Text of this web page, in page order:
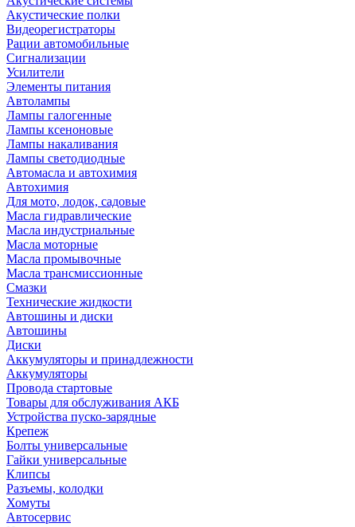
Акустические полки
Видеорегистраторы
Рации автомобильные
Сигнализации
Усилители
Элементы питания
Автолампы
Лампы галогенные
Лампы ксеноновые
Лампы накаливания
Лампы светодиодные
Автомасла и автохимия
Автохимия
Для мото, лодок, садовые
Масла гидравлические
Масла индустриальные
Масла моторные
Масла промывочные
Масла трансмиссионные
Смазки
Технические жидкости
Автошины и диски
Автошины
Диски
Аккумуляторы и принадлежности
Аккумуляторы
Провода стартовые
Товары для обслуживания АКБ
Устройства пуско-зарядные
Крепеж
Болты универсальные
Гайки универсальные
Клипсы
Разъемы, колодки
Хомуты
Автосервис